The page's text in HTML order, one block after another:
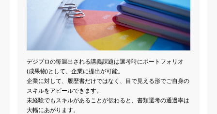
デジプロの毎週出される講義課題は選考時にポートフォリオ
(成果物)として、企業に提出が可能。
企業に対して、履歴書だけではなく、目で見える形でご自身の
スキルをアピールできます。
未経験でもスキルがあることが伝わると、書類選考の通過率は
大幅にあがります。